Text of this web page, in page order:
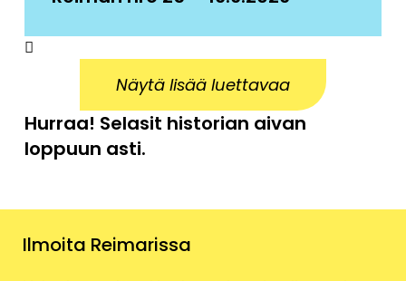
Näytä lisää luettavaa
Hurraa! Selasit historian aivan
loppuun asti.
Ilmoita Reimarissa